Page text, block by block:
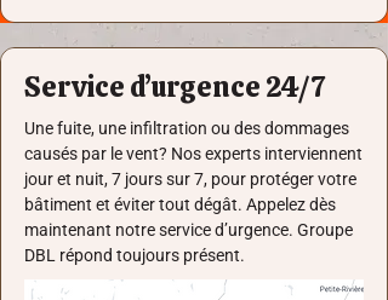
Service d’urgence 24/7
Une fuite, une infiltration ou des dommages
causés par le vent? Nos experts interviennent
jour et nuit, 7 jours sur 7, pour protéger votre
bâtiment et éviter tout dégât. Appelez dès
maintenant notre service d’urgence. Groupe
DBL répond toujours présent.